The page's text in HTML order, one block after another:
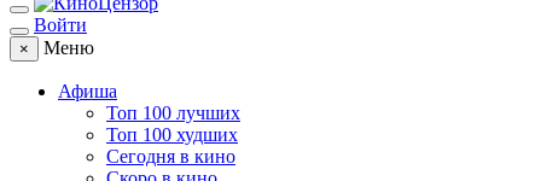
Войти
× Меню
Афиша
Топ 100 лучших
Топ 100 худших
Сегодня в кино